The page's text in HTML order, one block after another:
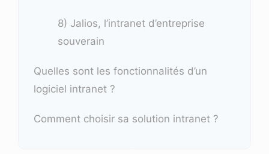
8) Jalios, l’intranet d’entreprise
souverain
Quelles sont les fonctionnalités d’un
logiciel intranet ?
Comment choisir sa solution intranet ?